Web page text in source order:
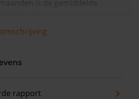
is de gemiddelde
rapport